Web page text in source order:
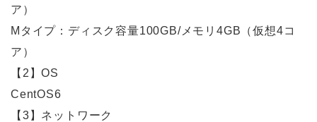
ア）
Mタイプ：ディスク容量100GB/メモリ4GB（仮想4コ
ア）
【2】OS
CentOS6
【3】ネットワーク